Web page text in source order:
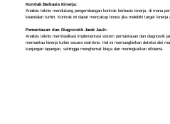
Kontrak Berbasis Kinerja:
Analisis teknis mendukung pengembangan kontrak berbasis kinerja, di mana
keandalan turbin. Kontrak ini dapat mencakup bonus jika melebihi target kinerja
Pemantauan dan Diagnostik Jarak Jauh:
Analisis teknis memfasilitasi implementasi sistem pemantauan dan diagnostik
memantau kinerja turbin secara real-time. Hal ini memungkinkan deteksi dini
kunjungan lapangan, sehingga menghemat biaya dan meningkatkan efisiensi.